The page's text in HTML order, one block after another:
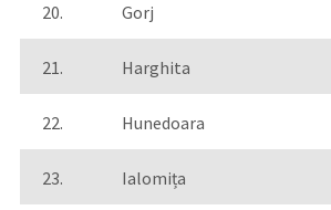
20. Gorj
21. Harghita
22. Hunedoara
23. Ialomița